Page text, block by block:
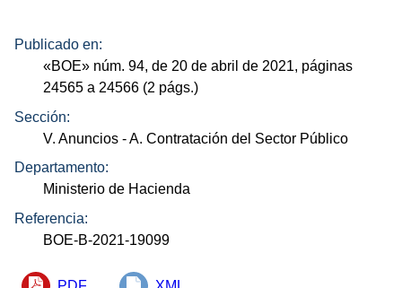
Publicado en:
«BOE» núm. 94, de 20 de abril de 2021, páginas
24565 a 24566 (2 págs.)
Sección:
V. Anuncios - A. Contratación del Sector Público
Departamento:
Ministerio de Hacienda
Referencia:
BOE-B-2021-19099